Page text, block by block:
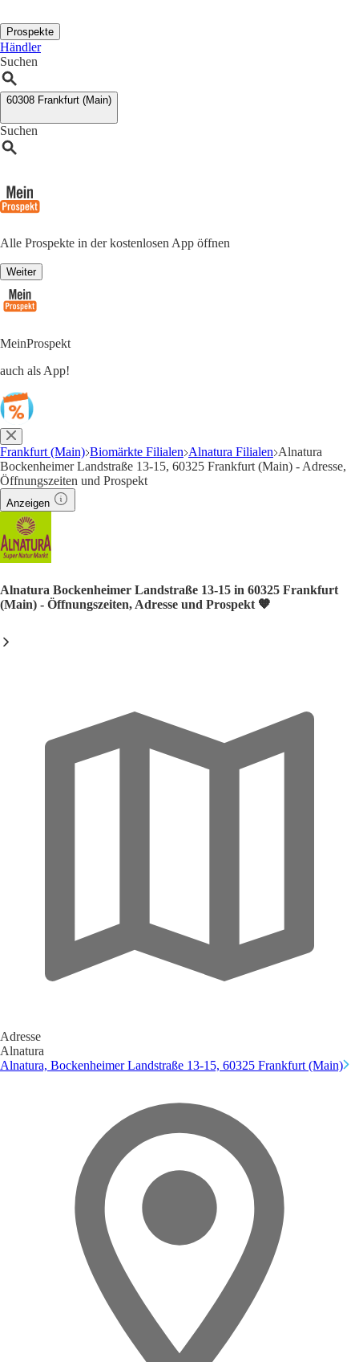
Prospekte
Händler
Suchen
60308 Frankfurt (Main)
Suchen
Alle Prospekte in der kostenlosen App öffnen
Weiter
MeinProspekt
auch als App!
Frankfurt (Main) Biomärkte Filialen Alnatura Filialen Alnatura
Bockenheimer Landstraße 13-15, 60325 Frankfurt (Main) - Adresse,
Öffnungszeiten und Prospekt
Anzeigen
Alnatura Bockenheimer Landstraße 13-15 in 60325 Frankfurt
(Main) - Öffnungszeiten, Adresse und Prospekt 🧡
Adresse
Alnatura
Alnatura, Bockenheimer Landstraße 13-15, 60325 Frankfurt (Main)